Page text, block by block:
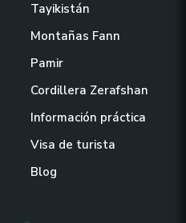
Tayikistán
Montañas Fann
Pamir
Cordillera Zerafshan
Información práctica
Visa de turista
Blog